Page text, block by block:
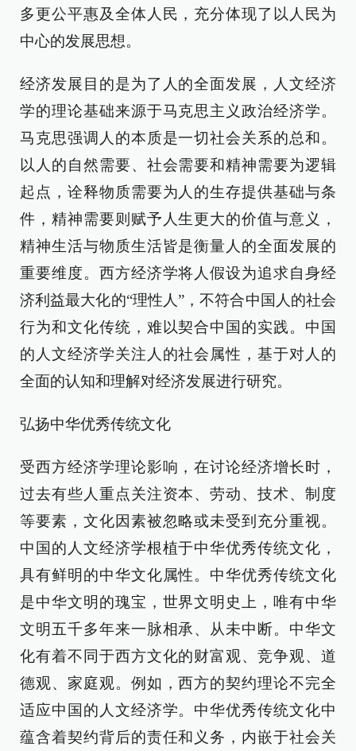
多更公平惠及全体人民，充分体现了以人民为
中心的发展思想。
经济发展目的是为了人的全面发展，人文经济
学的理论基础来源于马克思主义政治经济学。
马克思强调人的本质是一切社会关系的总和。
以人的自然需要、社会需要和精神需要为逻辑
起点，诠释物质需要为人的生存提供基础与条
件，精神需要则赋予人生更大的价值与意义，
精神生活与物质生活皆是衡量人的全面发展的
重要维度。西方经济学将人假设为追求自身经
济利益最大化的“理性人”，不符合中国人的社会
行为和文化传统，难以契合中国的实践。中国
的人文经济学关注人的社会属性，基于对人的
全面的认知和理解对经济发展进行研究。
弘扬中华优秀传统文化
受西方经济学理论影响，在讨论经济增长时，
过去有些人重点关注资本、劳动、技术、制度
等要素，文化因素被忽略或未受到充分重视。
中国的人文经济学根植于中华优秀传统文化，
具有鲜明的中华文化属性。中华优秀传统文化
是中华文明的瑰宝，世界文明史上，唯有中华
文明五千多年来一脉相承、从未中断。中华文
化有着不同于西方文化的财富观、竞争观、道
德观、家庭观。例如，西方的契约理论不完全
适应中国的人文经济学。中华优秀传统文化中
蕴含着契约背后的责任和义务，内嵌于社会关